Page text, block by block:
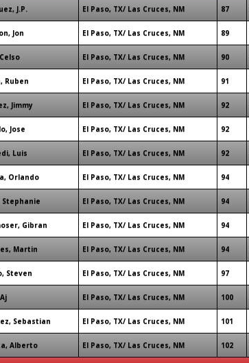
J.P. El Paso, TX/ Las Cruces, NM 87
Jon El Paso, TX/ Las Cruces, NM 89
El Paso, TX/ Las Cruces, NM 90
Ruben El Paso, TX/ Las Cruces, NM 91
Jimmy El Paso, TX/ Las Cruces, NM 92
Jose El Paso, TX/ Las Cruces, NM 92
Luis El Paso, TX/ Las Cruces, NM 92
Orlando El Paso, TX/ Las Cruces, NM 94
Stephanie El Paso, TX/ Las Cruces, NM 94
Gibran El Paso, TX/ Las Cruces, NM 94
Martin El Paso, TX/ Las Cruces, NM 94
Steven El Paso, TX/ Las Cruces, NM 97
El Paso, TX/ Las Cruces, NM 100
Sebastian El Paso, TX/ Las Cruces, NM 101
Alberto El Paso, TX/ Las Cruces, NM 102